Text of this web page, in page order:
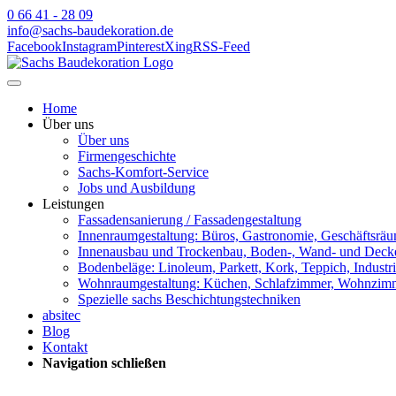
0 66 41 - 28 09
info@sachs-baudekoration.de
FacebookInstagramPinterestXingRSS-Feed
Home
Über uns
Über uns
Firmengeschichte
Sachs-Komfort-Service
Jobs und Ausbildung
Leistungen
Fassadensanierung / Fassadengestaltung
Innenraumgestaltung: Büros, Gastronomie,
Innenausbau und Trockenbau, Boden-, Wand- und
Bodenbeläge: Linoleum, Parkett, Kork, Teppich,
Wohnraumgestaltung: Küchen, Schlafzimmer,
Spezielle sachs Beschichtungstechniken
absitec
Blog
Kontakt
Navigation schließen